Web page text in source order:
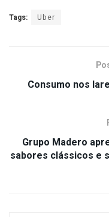
Tags: Uber
Consumo nos
Grupo Madero
sabores clássicos e